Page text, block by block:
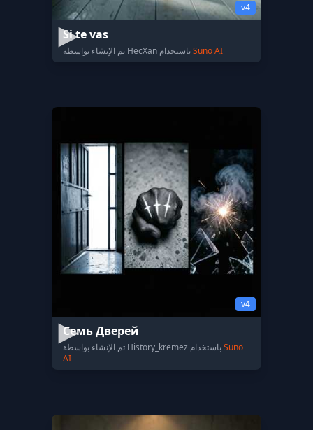
v4
Si te vas
Suno AI
v4
Семь Дверей
Suno
AI